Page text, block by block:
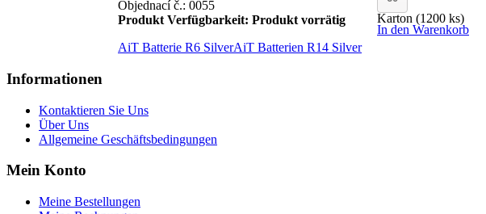
Objednací č.: 0055
Produkt Verfügbarkeit: Produkt vorrätig
Karton (1200 ks)
In den Warenkorb
AiT Batterie R6 SilverAiT Batterien R14 Silver
Informationen
Kontaktieren Sie Uns
Über Uns
Allgemeine Geschäftsbedingungen
Mein Konto
Meine Bestellungen